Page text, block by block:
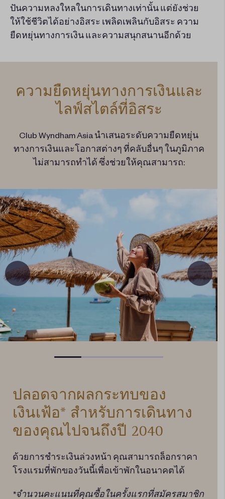
ปันความหลงใหลในการเดินทางเท่านั้น แต่ยังช่วย
ให้ใช้ชีวิตได้อย่างอิสระ เพลิดเพลินกับอิสระ ความ
ยืดหยุ่นทางการเงิน และความสนุกสนานอีกด้วย
ความยืดหยุ่นทางการเงินและ
ไลฟ์สไตล์ที่อิสระ
Club Wyndham Asia นำเสนอระดับความยืดหยุ่น
ทางการเงินและโอกาสต่างๆ ที่คลับอื่นๆ ในภูมิภาค
ไม่สามารถทําได้ ซึ่งช่วยให้คุณสามารถ:
ปลอดจากผลกระทบของ
เงินเฟ้อ* สำหรับการเดินทาง
ของคุณไปจนถึงปี 2040
ด้วยการชําระเงินล่วงหน้า คุณสามารถล็อกราคา
โรงแรมที่พักของวันนี้เพื่อเข้าพักในอนาคตได้
*จํานวนคะแนนที่คุณซื้อในครั้งแรกที่สมัครสมาชิก